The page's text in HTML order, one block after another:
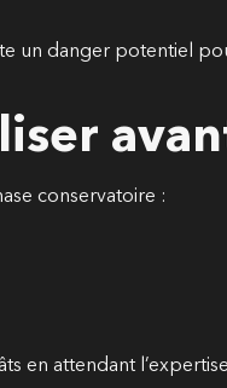
danger potentiel
conservatoire :
en attendant